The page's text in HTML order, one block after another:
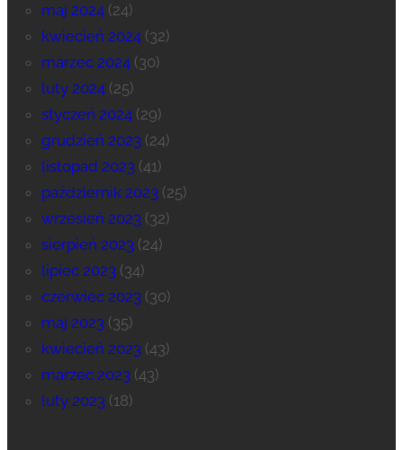
maj 2024(24)
kwiecień 2024(32)
marzec 2024(30)
luty 2024(25)
styczeń 2024(29)
grudzień 2023(24)
listopad 2023(41)
październik 2023(25)
wrzesień 2023(32)
sierpień 2023(24)
lipiec 2023(34)
czerwiec 2023(30)
maj 2023(35)
kwiecień 2023(43)
marzec 2023(43)
luty 2023(18)